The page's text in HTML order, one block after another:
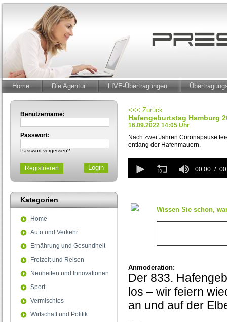
Home Die Agentur LIVE-Übertragungen
Benutzername:
Passwort:
Passwort vergessen?
Registrieren
Kategorien
Home
Auto und Verkehr
Ernährung und Gesundheit
Freizeit und Reisen
Neuheiten und Innovationen
Sport
Vermischtes
Wirtschaft und Politik
<<< Zurück
Hafengeburtstag Hamburg
16.09.2022 14:05 Uhr
Nach zwei Jahren Coronapause
entlang der Hafenmauern.
seconds
of
00:00
Wissen Sie schon,
Anmoderation:
Der 833.
los – wir feiern
an und auf der